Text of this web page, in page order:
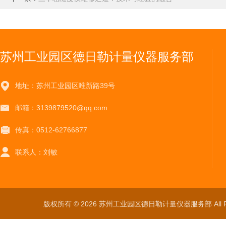
苏州工业园区德日勒计量仪器服务部
地址：苏州工业园区唯新路39号
邮箱：3139879520@qq.com
传真：0512-62766877
联系人：刘敏
版权所有 © 2026 苏州工业园区德日勒计量仪器服务部